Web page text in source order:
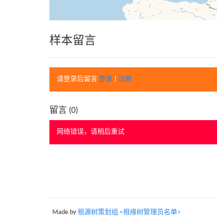
样本留言
请登录后留言 登录 注册
留言 (0)
网络错误，请稍后重试
Made by 祖源树策划组 <祖缘树管理员名单>